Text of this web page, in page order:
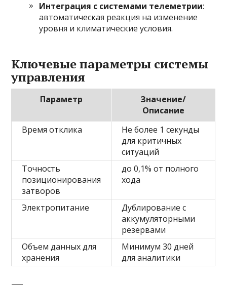
Интеграция с системами телеметрии:
автоматическая реакция на изменение
уровня и климатические условия.
Ключевые параметры системы
управления
Параметр
Значение/
Описание
Время отклика
Не более 1 секунды
для критичных
ситуаций
Точность
позиционирования
затворов
до 0,1% от полного
хода
Электропитание
Дублирование с
аккумуляторными
резервами
Объем данных для
хранения
Минимум 30 дней
для аналитики